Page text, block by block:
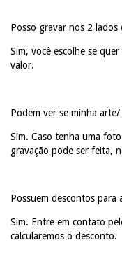
Posso gravar nos 2 lados
Sim, você escolhe se
valor.
Podem ver se minha
Sim. Caso tenha uma
gravação pode ser feita,
Possuem descontos para
Sim. Entre em contato
calcularemos o desconto.